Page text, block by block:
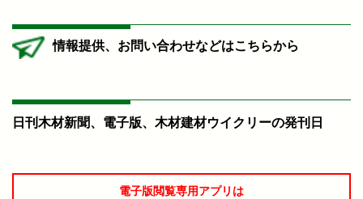
情報提供、お問い合わせなどはこちらから
日刊木材新聞、電子版、木材建材ウイクリーの発刊日
電子版閲覧専用アプリは